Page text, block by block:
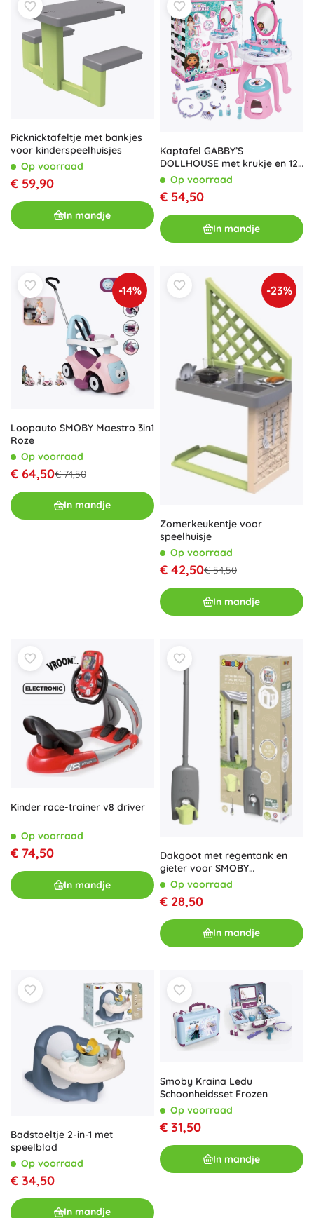
Picknicktafeltje met bankjes
voor kinderspeelhuisjes
Op voorraad
€ 59,90
In mandje
Kaptafel GABBY’S
DOLLHOUSE met krukje en 12
accessoires
Op voorraad
€ 54,50
In mandje
-14%
Loopauto SMOBY Maestro 3in1
Roze
Op voorraad
€ 64,50€ 74,50
In mandje
-23%
Zomerkeukentje voor
speelhuisje
Op voorraad
€ 42,50€ 54,50
In mandje
Kinder race-trainer v8 driver
Op voorraad
€ 74,50
In mandje
Dakgoot met regentank en
gieter voor SMOBY
speelhuisjes
Op voorraad
€ 28,50
In mandje
Badstoeltje 2-in-1 met
speelblad
Op voorraad
€ 34,50
In mandje
Smoby Kraina Ledu
Schoonheidsset Frozen
Op voorraad
€ 31,50
In mandje